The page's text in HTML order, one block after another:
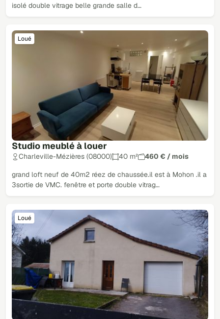
isolé double vitrage belle grande salle d…
Studio meublé à louer
Loué
Charleville-Mézières (08000) 40 m² 460 € / mois
grand loft neuf de 40m2 réez de chaussée.il est à Mohon .il a
3sortie de VMC. fenêtre et porte double vitrag…
Loué